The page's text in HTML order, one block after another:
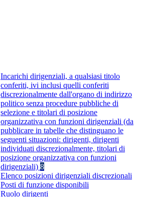
Incarichi dirigenziali, a qualsiasi titolo
conferiti, ivi inclusi quelli conferiti
discrezionalmente dall'organo di indirizzo
politico senza procedure pubbliche di
selezione e titolari di posizione
organizzativa con funzioni dirigenziali (da
pubblicare in tabelle che distinguano le
seguenti situazioni: dirigenti, dirigenti
individuati discrezionalmente, titolari di
posizione organizzativa con funzioni
dirigenziali) 8
Elenco posizioni dirigenziali discrezionali
Posti di funzione disponibili
Ruolo dirigenti